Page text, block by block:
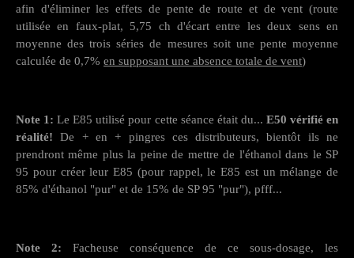
afin d'éliminer les effets de pente de route et de vent (route
utilisée en faux-plat, 5,75 ch d'écart entre les deux sens en
moyenne des trois séries de mesures soit une pente moyenne
calculée de 0,7% en supposant une absence totale de vent)
Note 1: Le E85 utilisé pour cette séance était du... E50 vérifié en
réalité! De + en + pingres ces distributeurs, bientôt ils ne
prendront même plus la peine de mettre de l'éthanol dans le SP
95 pour créer leur E85 (pour rappel, le E85 est un mélange de
85% d'éthanol "pur" et de 15% de SP 95 "pur"), pfff...
Note 2: Facheuse conséquence de ce sous-dosage, les